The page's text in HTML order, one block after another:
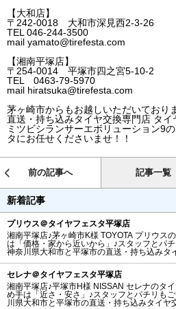
【大和店】
〒242-0018 大和市深見西2-3-26
TEL 046-244-3500
mail yamato@tirefesta.com
【湘南平塚店】
〒254-0014 平塚市四之宮5-10-2
TEL 0463-79-5970
mail hiratsuka@tirefesta.com
茅ヶ崎市からもお越しいただいており
直送・持ち込みタイヤ交換専門店 タイ
ミツビシランサーエボリューション9
タにお任せくださいませ！！
前の記事へ 記事一覧
新着記事
プリウス＠タイヤフェスタ平塚店
湘南平塚店♪茅ヶ崎市K様 TOYOTA プリウス
は「価格・家から近いから」♪スタッフとパチリもご一
神奈川県大和市と平塚市の直送・‪‎持ち込みタイヤ交換専門店‬ タイヤフェスタピ
した。 湘南平塚店ご利用ありがとうございます！ タイヤ銘柄： MAXIMUS
M1 タイヤサイズ
セレナ＠タイヤフェスタ平塚店
湘南平塚店♪平塚市H様 NISSAN セレナのタ
め手は「近さ・安さ」♪スタッフとパチリもご一緒に！！ こ
川県大和市と平塚市の直送・‪‎持ち込みタイヤ交換専門店‬ タイヤフェスタピット